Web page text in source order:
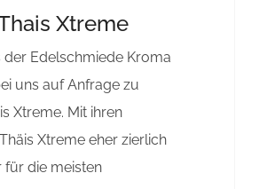
Xtreme
der Edelschmiede Kroma
uns auf Anfrage zu
Xtreme. Mit ihren
Xtreme eher zierlich
für die meisten